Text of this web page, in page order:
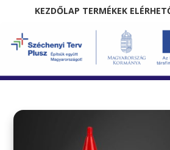
KEZDŐLAP TERMÉKEK